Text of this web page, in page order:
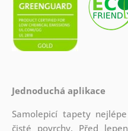
Jednoduchá aplikace
Samolepicí tapety
čisté povrchy. Před